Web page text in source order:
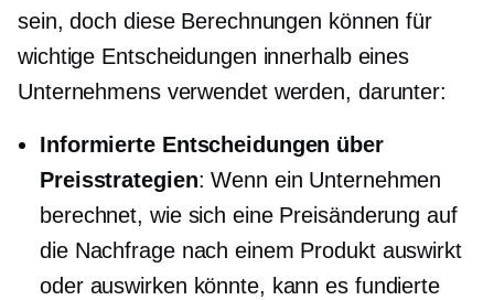
sein, doch diese Berechnungen können für
wichtige Entscheidungen innerhalb eines
Unternehmens verwendet werden, darunter:
Informierte Entscheidungen über
Preisstrategien: Wenn ein Unternehmen
berechnet, wie sich eine Preisänderung auf
die Nachfrage nach einem Produkt auswirkt
oder auswirken könnte, kann es fundierte